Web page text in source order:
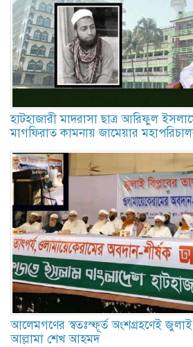
হাটহাজারী মাদরাসা ছাত্র আরিফুল
মাগফিরাত কামনায় জামেয়ার
আলেমগণের স্বতঃস্ফূর্ত অংশগ্রহণেই
আল্লামা শেখ আহমদ